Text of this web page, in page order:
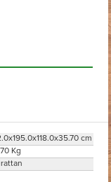
cm
Kg